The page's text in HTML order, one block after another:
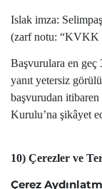
Islak imza:
(zarf notu: “KVKK
Başvurulara en geç
yanıt yetersiz
başvurudan
Kurulu’na şikâyet
10) Çerezler ve
Çerez